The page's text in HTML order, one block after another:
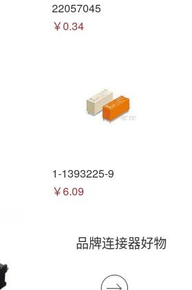
22057045
￥0.34
1-1393225-9
￥6.09
品牌连接器好物